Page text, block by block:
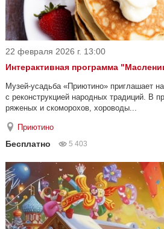
22 февраля 2026 г. 13:00
Интерактивная программа
Музей-усадьба «Приютино» приглашает
с реконструкцией народных традиций. В
ряженых и скоморохов, хороводы...
Приютино
Бесплатно 5 403